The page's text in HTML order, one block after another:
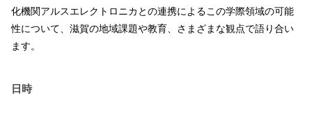
化機関アルスエレクトロニカとの連携によるこの学際領域の可能
性について、滋賀の地域課題や教育、さまざまな観点で語り合い
ます。
日時